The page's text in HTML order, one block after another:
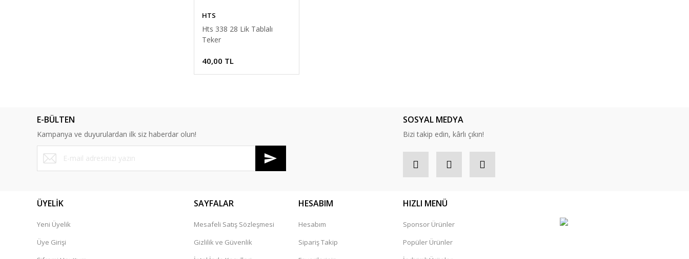
HTS
Hts 338 28 Lik Tablalı
Teker
40,00 TL
E-BÜLTEN
Kampanya ve duyurulardan ilk siz haberdar olun!
SOSYAL MEDYA
Bizi takip edin, kârlı çıkın!
ÜYELİK
Yeni Üyelik
Üye Girişi
SAYFALAR
Mesafeli Satış Sözleşmesi
Gizlilik ve Güvenlik
HESABIM
Hesabım
Sipariş Takip
HIZLI MENÜ
Sponsor Ürünler
Popüler Ürünler